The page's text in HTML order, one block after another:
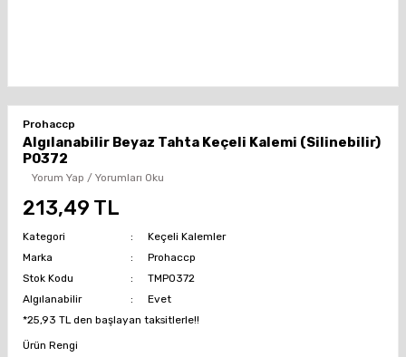
Prohaccp
Algılanabilir Beyaz Tahta Keçeli Kalemi (Silinebilir)
P0372
Yorum Yap / Yorumları Oku
213,49 TL
Kategori
Keçeli Kalemler
Marka
Prohaccp
Stok Kodu
TMP0372
Algılanabilir
Evet
*25,93 TL den başlayan taksitlerle!!
Ürün Rengi